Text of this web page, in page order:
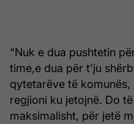
“Nuk e dua pushtetin
time,e dua për t'ju
qytetarëve të
regjioni ku jetojnë. Do
maksimalisht, për jetë